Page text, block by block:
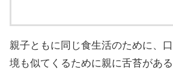
親子ともに同じ食生活のために、
境も似てくるために親に舌苔があ